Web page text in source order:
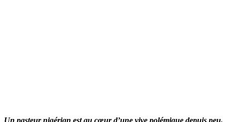
Un pasteur nigérian est au cœur d’une vive polémique depuis peu.